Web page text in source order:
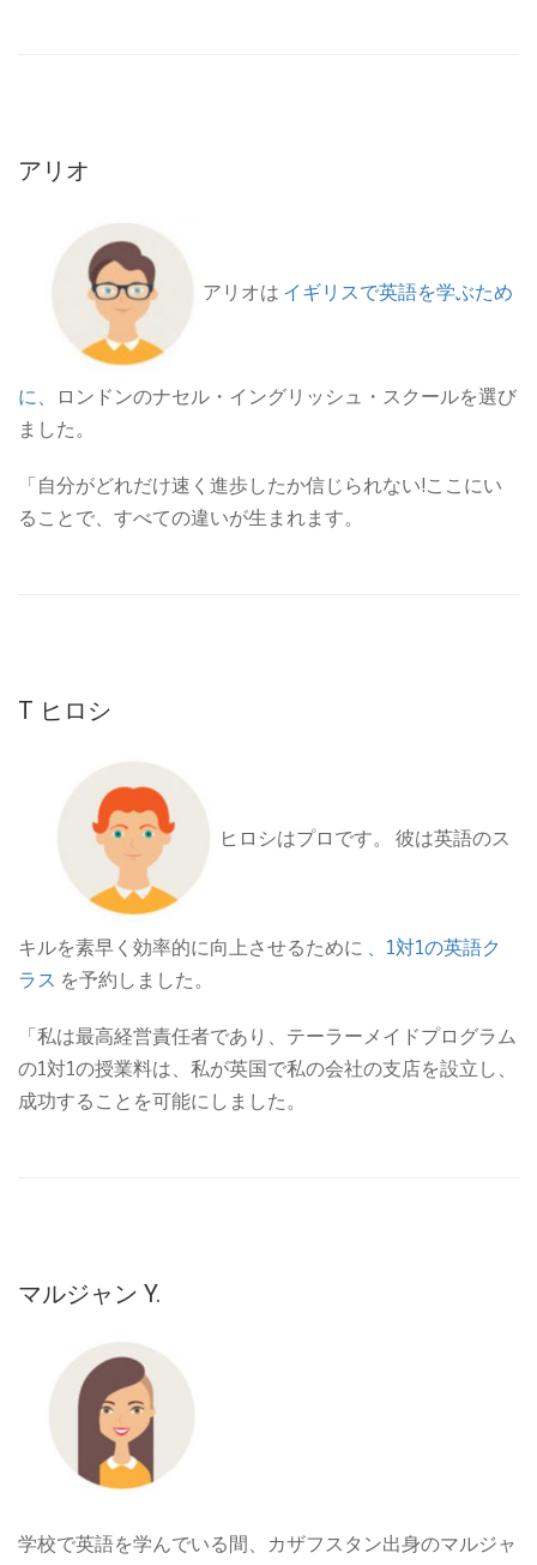
アリオ
アリオは イギリスで英語を学ぶため
に、ロンドンのナセル・イングリッシュ・スクールを選び
ました。
「自分がどれだけ速く進歩したか信じられない!ここにい
ることで、すべての違いが生まれます。
T ヒロシ
ヒロシはプロです。 彼は英語のス
キルを素早く効率的に向上させるために 、1対1の英語ク
ラス を予約しました。
「私は最高経営責任者であり、テーラーメイドプログラム
の1対1の授業料は、私が英国で私の会社の支店を設立し、
成功することを可能にしました。
マルジャン Y.
学校で英語を学んでいる間、カザフスタン出身のマルジャ